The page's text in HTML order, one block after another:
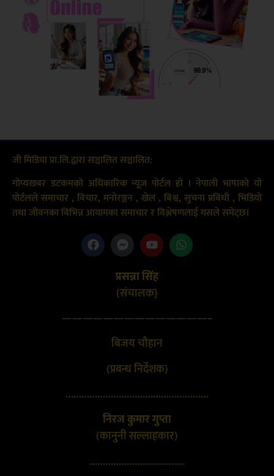
जी मिडिया प्रा.लि.द्वारा सञ्चालित सञ्चालित:
गोप्यखबर डटकमको अधिकारिक न्यूज पोर्टल हो । नेपाली भाषाको यो
पोर्टलले समाचार , विचार, मनोरञ्जन , खेल , बिश्व, सुचना प्रविधी , भिडियो
तथा जीवनका विभिन्न आयामका समाचार र विश्लेषणलाई यसले समेट्छ।
प्रसन्ना सिंह
(संचालक}
——————————————–
बिजय चौहान
(प्रबन्ध निर्देशक)
………………………………………………
निरज कुमार गुप्ता
(कानुनी सल्लाहकार)
………………………………